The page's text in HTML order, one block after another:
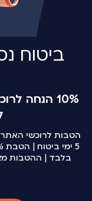
ביטוח
10% הנחה
בלבד | ההטבות